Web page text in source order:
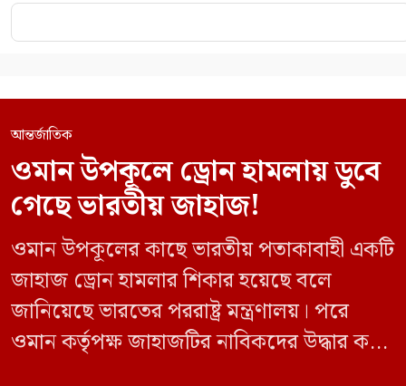
আন্তর্জাতিক
ওমান উপকূলে ড্রোন হামলায় ডুবে
গেছে ভারতীয় জাহাজ!
ওমান উপকূলের কাছে ভারতীয় পতাকাবাহী একটি
জাহাজ ড্রোন হামলার শিকার হয়েছে বলে
জানিয়েছে ভারতের পররাষ্ট্র মন্ত্রণালয়। পরে
ওমান কর্তৃপক্ষ জাহাজটির নাবিকদের উদ্ধার করে